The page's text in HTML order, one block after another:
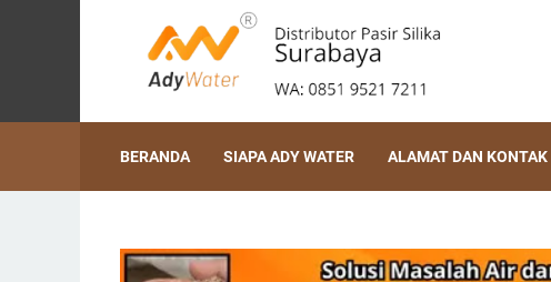
BERANDA SIAPA ADY WATER ALAMAT DAN KONTAK